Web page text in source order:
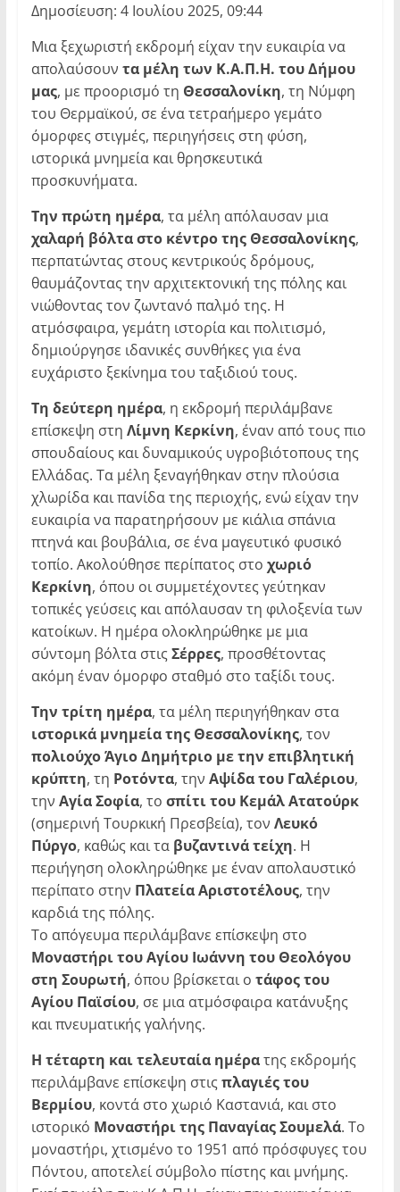
Δημοσίευση: 4 Ιουλίου 2025, 09:44
Μια ξεχωριστή εκδρομή είχαν την ευκαιρία να
απολαύσουν τα μέλη των Κ.Α.Π.Η. του Δήμου
μας, με προορισμό τη Θεσσαλονίκη, τη Νύμφη
του Θερμαϊκού, σε ένα τετραήμερο γεμάτο
όμορφες στιγμές, περιηγήσεις στη φύση,
ιστορικά μνημεία και θρησκευτικά
προσκυνήματα.
Την πρώτη ημέρα, τα μέλη απόλαυσαν μια
χαλαρή βόλτα στο κέντρο της Θεσσαλονίκης,
περπατώντας στους κεντρικούς δρόμους,
θαυμάζοντας την αρχιτεκτονική της πόλης και
νιώθοντας τον ζωντανό παλμό της. Η
ατμόσφαιρα, γεμάτη ιστορία και πολιτισμό,
δημιούργησε ιδανικές συνθήκες για ένα
ευχάριστο ξεκίνημα του ταξιδιού τους.
Τη δεύτερη ημέρα, η εκδρομή περιλάμβανε
επίσκεψη στη Λίμνη Κερκίνη, έναν από τους πιο
σπουδαίους και δυναμικούς υγροβιότοπους της
Ελλάδας. Τα μέλη ξεναγήθηκαν στην πλούσια
χλωρίδα και πανίδα της περιοχής, ενώ είχαν την
ευκαιρία να παρατηρήσουν με κιάλια σπάνια
πτηνά και βουβάλια, σε ένα μαγευτικό φυσικό
τοπίο. Ακολούθησε περίπατος στο χωριό
Κερκίνη, όπου οι συμμετέχοντες γεύτηκαν
τοπικές γεύσεις και απόλαυσαν τη φιλοξενία των
κατοίκων. Η ημέρα ολοκληρώθηκε με μια
σύντομη βόλτα στις Σέρρες, προσθέτοντας
ακόμη έναν όμορφο σταθμό στο ταξίδι τους.
Την τρίτη ημέρα, τα μέλη περιηγήθηκαν στα
ιστορικά μνημεία της Θεσσαλονίκης, τον
πολιούχο Άγιο Δημήτριο με την επιβλητική
κρύπτη, τη Ροτόντα, την Αψίδα του Γαλέριου,
την Αγία Σοφία, το σπίτι του Κεμάλ Ατατούρκ
(σημερινή Τουρκική Πρεσβεία), τον Λευκό
Πύργο, καθώς και τα βυζαντινά τείχη. Η
περιήγηση ολοκληρώθηκε με έναν απολαυστικό
περίπατο στην Πλατεία Αριστοτέλους, την
καρδιά της πόλης.
Το απόγευμα περιλάμβανε επίσκεψη στο
Μοναστήρι του Αγίου Ιωάννη του Θεολόγου
στη Σουρωτή, όπου βρίσκεται ο τάφος του
Αγίου Παϊσίου, σε μια ατμόσφαιρα κατάνυξης
και πνευματικής γαλήνης.
Η τέταρτη και τελευταία ημέρατης εκδρομής
περιλάμβανε επίσκεψη στις πλαγιές του
Βερμίου, κοντά στο χωριό Καστανιά, και στο
ιστορικό Μοναστήρι της Παναγίας Σουμελά. Το
μοναστήρι, χτισμένο το 1951 από πρόσφυγες του
Πόντου, αποτελεί σύμβολο πίστης και μνήμης.